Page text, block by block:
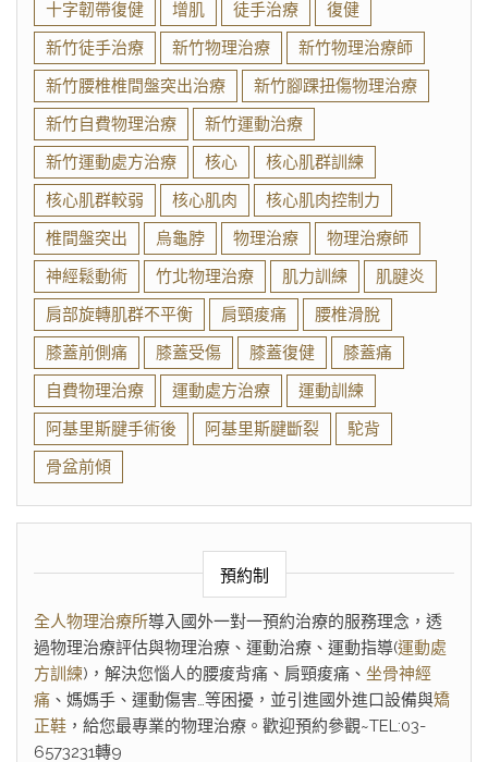
十字韌帶復健 增肌 徒手治療
復健
新竹徒手治療
新竹物理治療
新竹物理治療師
新竹腰椎椎間盤突出治療
新竹腳踝扭傷物理治療
新竹自費物理治療
新竹運動治療
新竹運動處方治療
核心
核心肌群訓練
核心肌群較弱
核心肌肉
核心肌肉控制力
椎間盤突出
烏龜脖 物理治療
物理治療師
神經鬆動術
竹北物理治療 肌力訓練
肌腱炎
肩部旋轉肌群不平衡
肩頸痠痛
腰椎滑脫
膝蓋前側痛
膝蓋受傷 膝蓋復健
膝蓋痛
自費物理治療
運動處方治療
運動訓練
阿基里斯腱手術後
阿基里斯腱斷裂
駝背
骨盆前傾
預約制
全人物理治療所導入國外一對一預約治療的服務理念，透
過物理治療評估與物理治療、運動治療、運動指導(運動處
方訓練)，解決您惱人的腰痠背痛、肩頸痠痛、 坐骨神經
痛 、媽媽手、運動傷害…等困擾，並引進國外進口設備與矯
正鞋 ，給您最專業的物理治療。歡迎預約參觀~TEL:03-
6573231轉9